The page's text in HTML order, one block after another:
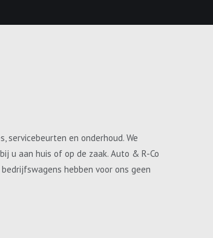
servicebeurten en onderhoud. We
u aan huis of op de zaak. Auto & R-Co
hebben voor ons geen